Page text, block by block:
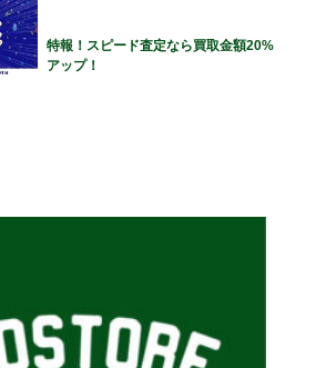
特報！スピード査定なら買取金額20%
アップ！